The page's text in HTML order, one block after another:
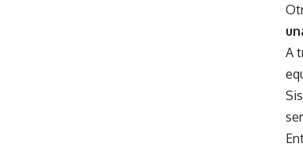
A